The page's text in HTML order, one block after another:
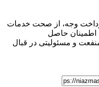
وجه، از صحت خدمات
حاصل
و مسئولیتی در قبال